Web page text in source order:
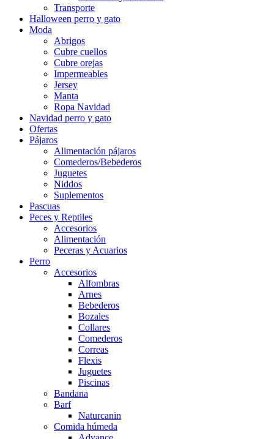
Transporte
Halloween perro y gato
Moda
Abrigos
Cubre cuellos
Cubre orejas
Impermeables
Jersey
Manta
Ropa Navidad
Navidad perro y gato
Ofertas
Pájaros
Alimentación pájaros
Comederos/Bebederos
Juguetes
Niddos
Suplementos
Pascuas
Peces y Reptiles
Accesorios
Alimentación
Peceras y Acuarios
Perro
Accesorios
Alfombras
Arnes
Bebederos
Bozales
Collares
Comederos
Correas
Flexis
Juguetes
Piscinas
Bandana
Barf
Naturcanin
Comida húmeda